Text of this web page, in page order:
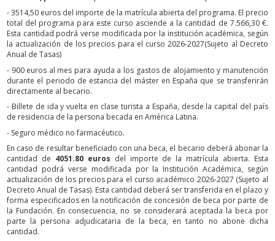
- 3514,50 euros del importe de la matrícula abierta del programa. El precio
total del programa para este curso asciende a la cantidad de 7.566,30 €.
Esta cantidad podrá verse modificada por la institución académica, según
la actualización de los precios para el curso 2026-2027(Sujeto al Decreto
Anual de Tasas)
- 900 euros al mes para ayuda a los gastos de alojamiento y manutención
durante el periodo de estancia del máster en España que se transferirán
directamente al becario.
- Billete de ida y vuelta en clase turista a España, desde la capital del país
de residencia de la persona becada en América Latina.
- Seguro médico no farmacéutico.
En caso de resultar beneficiado con una beca, el becario deberá abonar la
cantidad de 4051.80 euros del importe de la matrícula abierta. Esta
cantidad podrá verse modificada por la Institución Académica, según
actualización de los precios para el curso académico 2026-2027 (Sujeto al
Decreto Anual de Tasas). Esta cantidad deberá ser transferida en el plazo y
forma especificados en la notificación de concesión de beca por parte de
la Fundación. En consecuencia, no se considerará aceptada la beca por
parte la persona adjudicataria de la beca, en tanto no abone dicha
cantidad.